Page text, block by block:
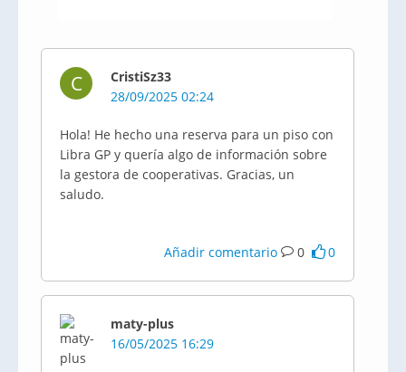
C
CristiSz33
28/09/2025 02:24
Hola! He hecho una reserva para un piso con
Libra GP y quería algo de información sobre
la gestora de cooperativas. Gracias, un
saludo.
Añadir comentario 0 0
maty-plus
16/05/2025 16:29